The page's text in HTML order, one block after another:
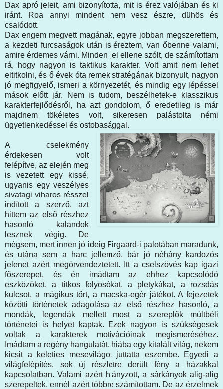
Dax apró jeleit, ami bizonyította, mit is érez valójában és ki
iránt. Roa annyi mindent nem vesz észre, dühös és
csalódott.
Dax engem megvett magának, egyre jobban megszerettem,
a kezdeti furcsaságok után is éreztem, van őbenne valami,
amire érdemes várni. Minden jel ellene szólt, de számítottam
rá, hogy nagyon is taktikus karakter. Volt amit nem lehet
eltitkolni, és ő évek óta remek stratégának bizonyult, nagyon
jó megfigyelő, ismeri a környezetét, és mindig egy lépéssel
mások előtt jár. Nem is tudom, beszélhetek-e klasszikus
karakterfejlődésről, ha azt gondolom, ő eredetileg is már
majdnem tökéletes volt, sikeresen palástolta némi
ügyetlenkedéssel és ostobasággal.
A cselekmény
érdekesen volt
felépítve, az elején meg
is vezetett egy kissé,
ugyanis egy veszélyes
sivatagi viharos résszel
indított a szerző, azt
hittem az első részhez
hasonló kalandok
lesznek végig. De
mégsem, mert innen jó ideig Firgaard-i palotában maradunk,
és utána sem a harc jellemző, bár jó néhány kardozós
jelenet azért megörvendeztetett. Itt a cselszövés kap igazi
főszerepet, és én imádtam az ehhez kapcsolódó
eszközöket, a titkos folyosókat, a pletykákat, a rozsdás
kulcsot, a mágikus tőrt, a macska-egér játékot. A fejezetek
közötti történetek adagolása az első részhez hasonló, a
mondák, legendák mellett most a szereplők múltbéli
történetei is helyet kaptak. Ezek nagyon is szükségesek
voltak a karakterek motivációinak megismeréséhez.
Imádtam a regény hangulatát, hiába egy kitalált világ, nekem
kicsit a keleties mesevilágot juttatta eszembe. Egyedi a
világfelépítés, sok új részletre derült fény a házakkal
kapcsolatban. Valami azért hiányzott, a sárkányok alig-alig
szerepeltek, ennél azért többre számítottam. De az érzelmek